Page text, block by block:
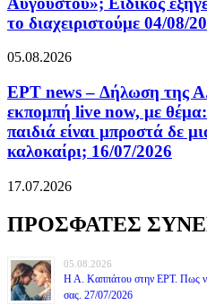
το διαχειριστούμε 04/08/
05.08.2026
ΕΡΤ news – Δήλωση της
εκπομπή live now, με
παιδιά είναι μπροστά δε
καλοκαίρι; 16/07/2026
17.07.2026
ΠΡΟΣΦΑΤΕΣ
05.08.2026
Η Α. Καππάτου στην ΕΡΤ. Πως να
σας. 27/07/2026